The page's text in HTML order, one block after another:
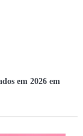
em 2026 em